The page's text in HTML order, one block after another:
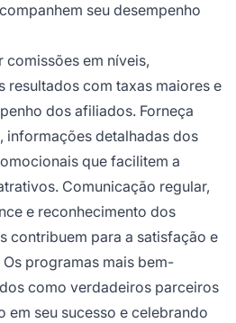
seu desempenho
comissões em níveis,
resultados com taxas maiores e
dos afiliados. Forneça
informações detalhadas dos
que facilitem a
Comunicação regular,
e reconhecimento dos
contribuem para a satisfação e
programas mais bem-
como verdadeiros parceiros
em seu sucesso e celebrando